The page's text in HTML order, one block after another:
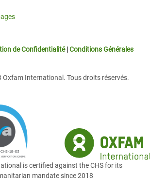
de Confidentialité|Conditions Générales
International. Tous droits réservés.
is certified against the CHS for its
mandate since 2018